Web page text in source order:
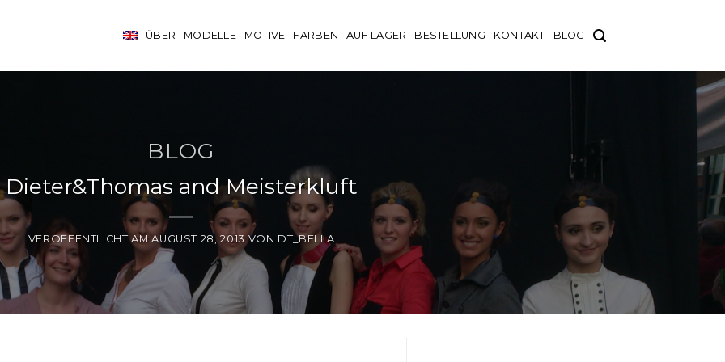
ÜBER MODELLE MOTIVE FARBEN AUF LAGER BESTELLUNG KONTAKT BLOG
BLOG
Dieter&Thomas and Meisterkluft
VERÖFFENTLICHT AMAUGUST 28, 2013 VON DT_BELLA